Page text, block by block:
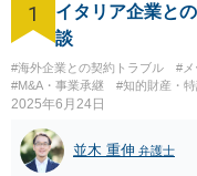
1
イタリア企業と
談
#海外企業との契約トラブル #メ
#M&A・事業承継
#知的財産・
2025年6月24日
並木 重伸 弁護士